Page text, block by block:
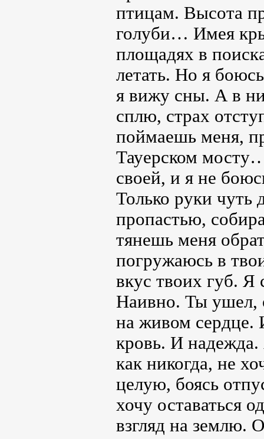
птицам. Высота
голуби… Имея
площадях в
летать. Но я
я вижу сны. А в
сплю, страх
поймаешь меня,
Тауерском
своей, и я не
Только руки чуть
пропастью,
тянешь меня
погружаюсь в
вкус твоих губ.
Наивно. Ты ушел,
на живом сердце.
кровь. И
как никогда, не
целую, боясь
хочу оставаться
взгляд на землю.